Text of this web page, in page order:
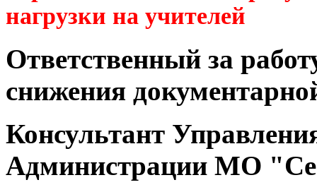
нагрузки на учителей
Ответственный за
снижения
Консультант
Администрации МО